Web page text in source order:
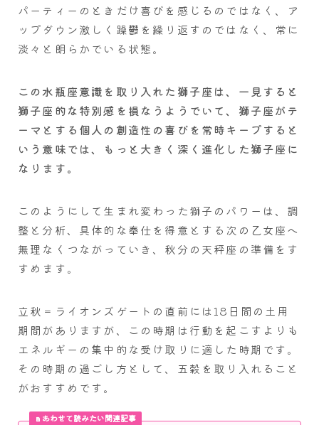
パーティーのときだけ喜びを感じるのではなく、ア
ップダウン激しく躁鬱を繰り返すのではなく、常に
淡々と朗らかでいる状態。
この水瓶座意識を取り入れた獅子座は、一見すると
獅子座的な特別感を損なうようでいて、獅子座がテ
ーマとする個人の創造性の喜びを常時キープすると
いう意味では、もっと大きく深く進化した獅子座に
なります。
このようにして生まれ変わった獅子のパワーは、調
整と分析、具体的な奉仕を得意とする次の乙女座へ
無理なくつながっていき、秋分の天秤座の準備をす
すめます。
立秋＝ライオンズゲートの直前には18日間の土用
期間がありますが、この時期は行動を起こすよりも
エネルギーの集中的な受け取りに適した時期です。
その時期の過ごし方として、五穀を取り入れること
がおすすめです。
あわせて読みたい関連記事